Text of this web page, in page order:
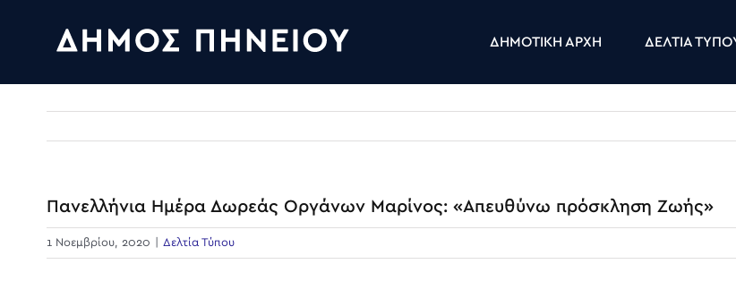
ΔΗΜΟΤΙΚΗ ΑΡΧΗ ΔΕΛΤΙΑ
Πανελλήνια Ημέρα Δωρεάς Οργάνων Μαρίνος: «Απευθύνω πρόσκληση Ζωής»
1 Νοεμβρίου, 2020 Δελτία Τύπου